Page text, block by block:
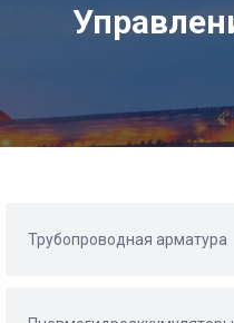
Трубопроводная арматура